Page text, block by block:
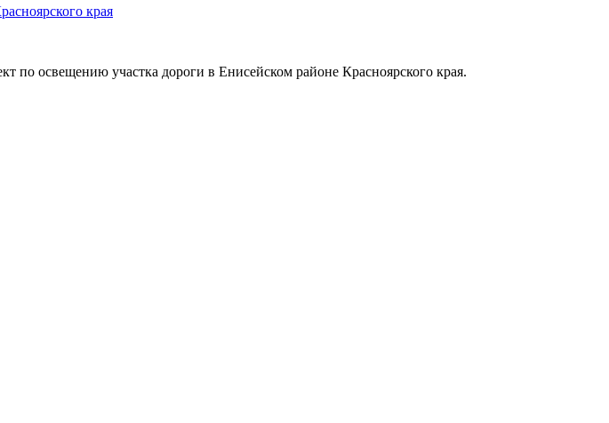
края
по освещению участка дороги в Енисейском районе Красноярского края.